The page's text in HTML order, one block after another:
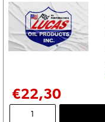
Mein
Account
€22,30